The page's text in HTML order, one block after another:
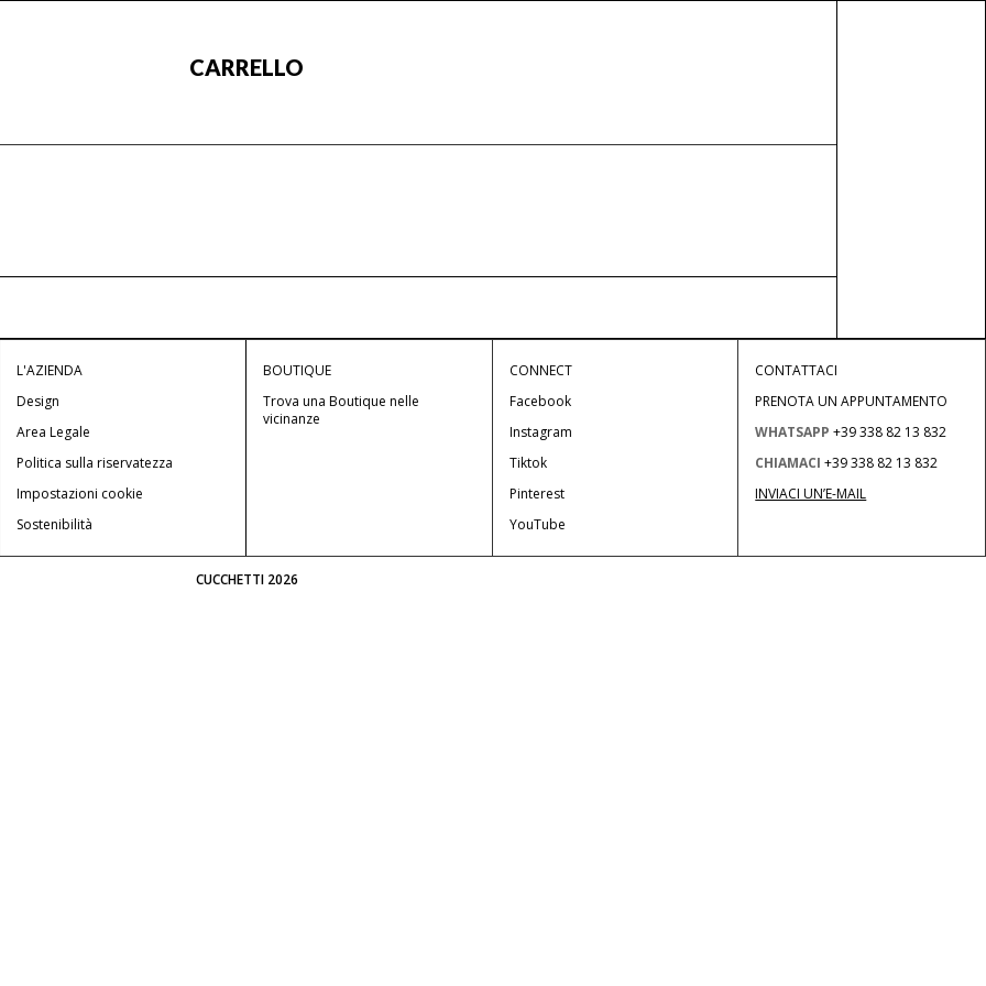
CARRELLO
L'AZIENDA
Design
Area Legale
Politica sulla riservatezza
Impostazioni cookie
Sostenibilità
BOUTIQUE
Trova una Boutique nelle
vicinanze
CONNECT
Facebook
Instagram
Tiktok
Pinterest
YouTube
CONTATTACI
PRENOTA UN APPUNTAMENTO
WHATSAPP +39 338 82 13 832
CHIAMACI +39 338 82 13 832
INVIACI UN’E-MAIL
CUCCHETTI 2026